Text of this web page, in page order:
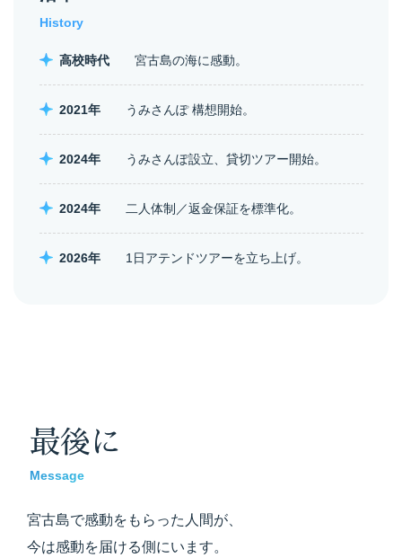
History
高校時代 宮古島の海に感動。
2021年 うみさんぽ 構想開始。
2024年 うみさんぽ設立、貸切ツアー開始。
2024年 二人体制／返金保証を標準化。
2026年 1日アテンドツアーを立ち上げ。
最後に
Message
宮古島で感動をもらった人間が、
今は感動を届ける側にいます。